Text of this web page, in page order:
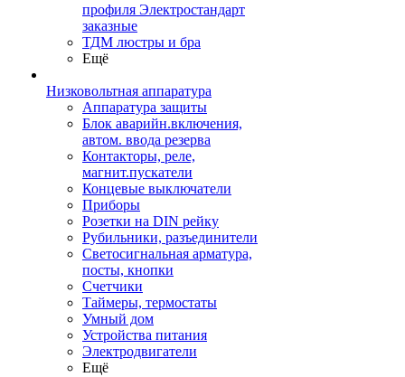
профиля Электростандарт
заказные
ТДМ люстры и бра
Ещё
Низковольтная аппаратура
Аппаратура защиты
Блок аварийн.включения,
автом. ввода резерва
Контакторы, реле,
магнит.пускатели
Концевые выключатели
Приборы
Розетки на DIN рейку
Рубильники, разъединители
Светосигнальная арматура,
посты, кнопки
Счетчики
Таймеры, термостаты
Умный дом
Устройства питания
Электродвигатели
Ещё